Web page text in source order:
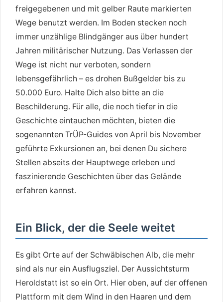
freigegebenen und mit gelber Raute markierten
Wege benutzt werden. Im Boden stecken noch
immer unzählige Blindgänger aus über hundert
Jahren militärischer Nutzung. Das Verlassen der
Wege ist nicht nur verboten, sondern
lebensgefährlich – es drohen Bußgelder bis zu
50.000 Euro. Halte Dich also bitte an die
Beschilderung. Für alle, die noch tiefer in die
Geschichte eintauchen möchten, bieten die
sogenannten TrÜP-Guides von April bis November
geführte Exkursionen an, bei denen Du sichere
Stellen abseits der Hauptwege erleben und
faszinierende Geschichten über das Gelände
erfahren kannst.
Ein Blick, der die Seele weitet
Es gibt Orte auf der Schwäbischen Alb, die mehr
sind als nur ein Ausflugsziel. Der Aussichtsturm
Heroldstatt ist so ein Ort. Hier oben, auf der offenen
Plattform mit dem Wind in den Haaren und dem